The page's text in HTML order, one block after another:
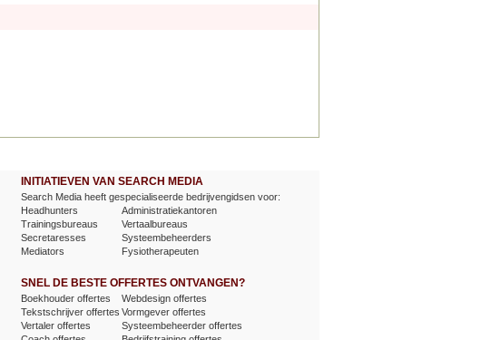
INITIATIEVEN VAN SEARCH MEDIA
Search Media heeft gespecialiseerde bedrijvengidsen voor:
Headhunters
Administratiekantoren
Trainingsbureaus
Vertaalbureaus
Secretaresses
Systeembeheerders
Mediators
Fysiotherapeuten
SNEL DE BESTE OFFERTES ONTVANGEN?
Boekhouder offertes
Webdesign offertes
Tekstschrijver offertes Vormgever offertes
Vertaler offertes
Systeembeheerder offertes